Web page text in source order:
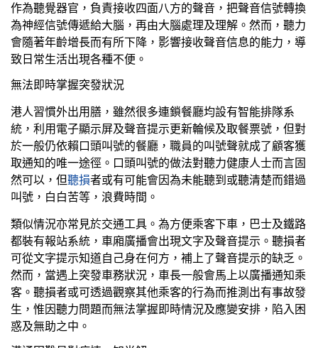
作為聽覺器官，負責接收四面八方的聲音，把聲音信號轉換
為神經信號傳遞給大腦，再由大腦處理及理解。然而，聽力
會隨著年齡增長而有所下降，影響接收聲音信息的能力，導
致日常生活出現各種不便。
無法即時掌握突發狀況
港人習慣外出用膳，雖然很多連鎖餐廳均設有智能排隊系
統，利用電子顯示屏及聲音提示更新輪候及取餐票號，但對
於一般仍依賴口頭叫號的餐廳，職員的叫號聲就成了顧客獲
取通知的唯一途徑。口頭叫號的做法對聽力健康人士而言固
然可以，但聽損者或有可能會因為未能聽到或聽清楚而錯過
叫號，白白苦等，浪費時間。
類似情況亦常見於交通工具。為方便乘客下車，巴士及鐵路
都裝有報站系統，車廂廣播會出現文字及聲音提示。聽損者
可從文字提示知道自己身在何方，補上了聲音提示的缺乏。
然而，當遇上突發車務狀況，車長一般會馬上以廣播通知乘
客。聽損者或可透過觀察其他乘客的行為而推測出有事故發
生，惟因聽力問題而無法掌握即時情況及應變安排，陷入困
惑及無助之中。